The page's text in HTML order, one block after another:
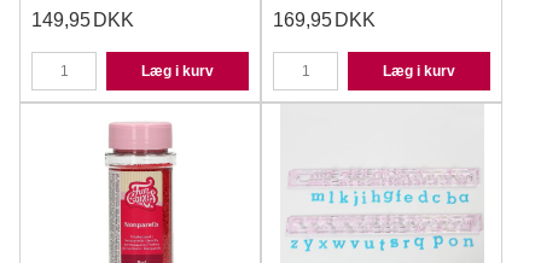
149,95 DKK
Læg i kurv
169,95 DKK
Læg i kurv